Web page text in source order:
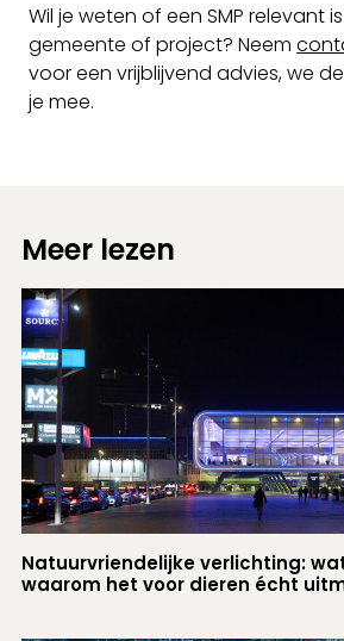
Wil je weten of een SMP relevant
gemeente of project? Neem
voor een vrijblijvend advies, we
je mee.
Meer lezen
Natuurvriendelijke verlichting:
waarom het voor dieren écht